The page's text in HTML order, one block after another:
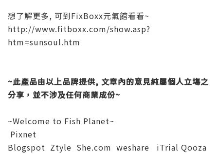
想了解更多, 可到FixBoxx元氣館看看~
http://www.fitboxx.com/show.asp?
htm=sunsoul.htm
~此產品由以上品牌提供, 文章內的意見純屬個人立塲之
分享，並不涉及任何商業成份~
~Welcome to Fish Planet~
Pixnet
Blogspot Ztyle She.com weshare iTrial Qooza